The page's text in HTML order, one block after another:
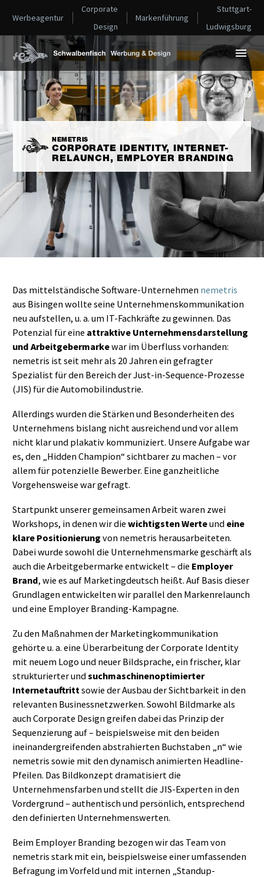
Werbeagentur
Corporate
Design
Markenführung
Stuttgart-
Ludwigsburg
NEMETRIS
CORPORATE IDENTITY, INTERNET-
RELAUNCH, EMPLOYER BRANDING
Das mittelständische Software-Unternehmen nemetris
aus Bisingen wollte seine Unternehmenskommunikation
neu aufstellen, u. a. um IT-Fachkräfte zu gewinnen. Das
Potenzial für eine attraktive Unternehmensdarstellung
und Arbeitgebermarkewar im Überfluss vorhanden:
nemetris ist seit mehr als 20 Jahren ein gefragter
Spezialist für den Bereich der Just-in-Sequence-Prozesse
(JIS) für die Automobilindustrie.
Allerdings wurden die Stärken und Besonderheiten des
Unternehmens bislang nicht ausreichend und vor allem
nicht klar und plakativ kommuniziert. Unsere Aufgabe war
es, den „Hidden Champion“ sichtbarer zu machen – vor
allem für potenzielle Bewerber. Eine ganzheitliche
Vorgehensweise war gefragt.
Startpunkt unserer gemeinsamen Arbeit waren zwei
Workshops, in denen wir die wichtigsten Werteund eine
klare Positionierung von nemetris herausarbeiteten.
Dabei wurde sowohl die Unternehmensmarke geschärft als
auch die Arbeitgebermarke entwickelt – die Employer
Brand, wie es auf Marketingdeutsch heißt. Auf Basis dieser
Grundlagen entwickelten wir parallel den Markenrelaunch
und eine Employer Branding-Kampagne.
Zu den Maßnahmen der Marketingkommunikation
gehörte u. a. eine Überarbeitung der Corporate Identity
mit neuem Logo und neuer Bildsprache, ein frischer, klar
strukturierter undsuchmaschinenoptimierter
Internetauftrittsowie der Ausbau der Sichtbarkeit in den
relevanten Businessnetzwerken. Sowohl Bildmarke als
auch Corporate Design greifen dabei das Prinzip der
Sequenzierung auf – beispielsweise mit den beiden
ineinandergreifenden abstrahierten Buchstaben „n“ wie
nemetris sowie mit den dynamisch animierten Headline-
Pfeilen. Das Bildkonzept dramatisiert die
Unternehmensfarben und stellt die JIS-Experten in den
Vordergrund – authentisch und persönlich, entsprechend
den definierten Unternehmenswerten.
Beim Employer Branding bezogen wir das Team von
nemetris stark mit ein, beispielsweise einer umfassenden
Befragung im Vorfeld und mit internen „Standup-